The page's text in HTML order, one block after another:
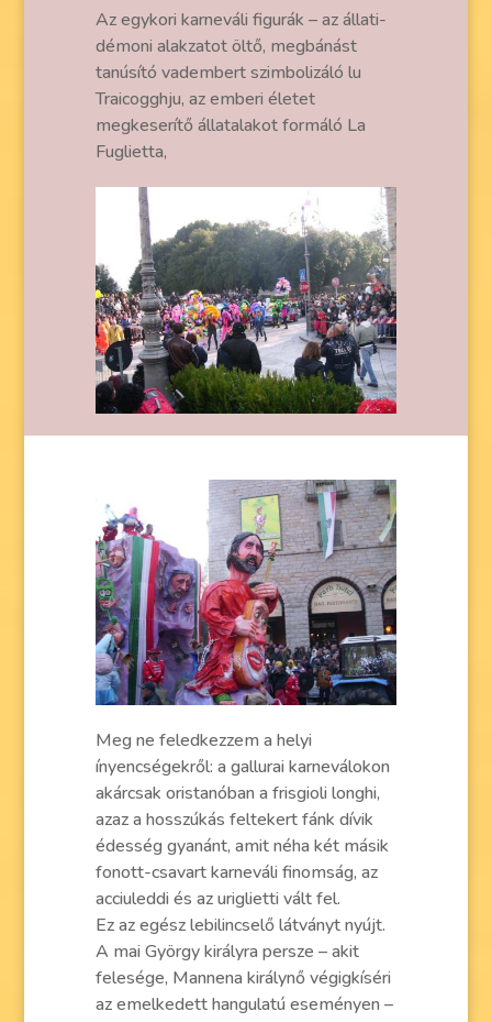
Az egykori karneváli figurák – az állati-
démoni alakzatot öltő, megbánást
tanúsító vadembert szimbolizáló lu
Traicogghju, az emberi életet
megkeserítő állatalakot formáló La
Fuglietta,
Meg ne feledkezzem a helyi
ínyencségekről: a gallurai karneválokon
akárcsak oristanóban a frisgioli longhi,
azaz a hosszúkás feltekert fánk dívik
édesség gyanánt, amit néha két másik
fonott-csavart karneváli finomság, az
acciuleddi és az uriglietti vált fel.
Ez az egész lebilincselő látványt nyújt.
A mai György királyra persze – akit
felesége, Mannena királynő végigkíséri
az emelkedett hangulatú eseményen –